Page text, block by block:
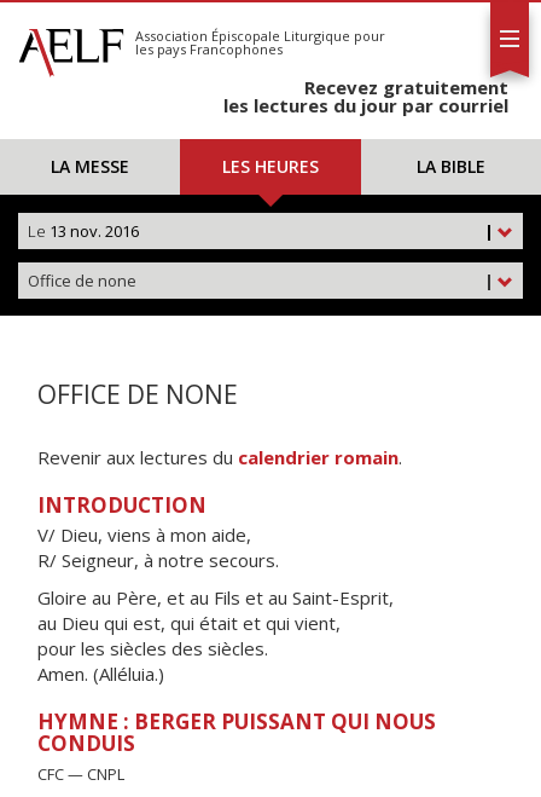
S'abonner
Calendrier
Association Épiscopale Liturgique pour
les pays Francophones
Recevez gratuitement
les lectures du jour par courriel
LA MESSE LES HEURES LA BIBLE
|
Le 13 nov. 2016
|
Office de none
OFFICE DE NONE
Revenir aux lectures du calendrier romain.
INTRODUCTION
V/ Dieu, viens à mon aide,
R/ Seigneur, à notre secours.
Gloire au Père, et au Fils et au Saint-Esprit,
au Dieu qui est, qui était et qui vient,
pour les siècles des siècles.
Amen. (Alléluia.)
HYMNE : BERGER PUISSANT QUI NOUS
CONDUIS
CFC — CNPL